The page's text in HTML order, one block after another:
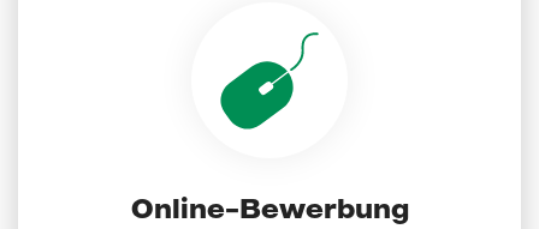
Online-Bewerbung